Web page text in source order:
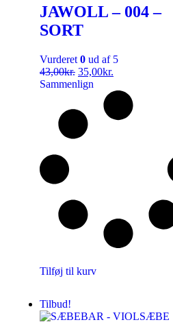
JAWOLL – 004 –
SORT
Vurderet 0 ud af 5
43,00kr. 35,00kr.
Sammenlign
Tilføj til kurv
Tilbud!